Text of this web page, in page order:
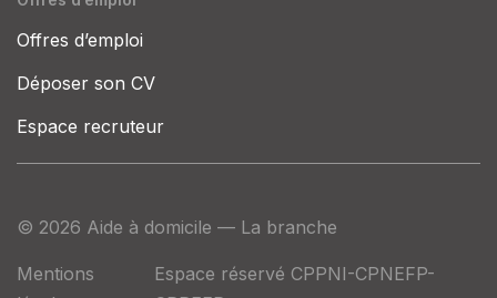
Offres d’emploi
Déposer son CV
Espace recruteur
© 2026 Aide à domicile — La branche
Mentions
Espace réservé CPPNI-CPNEFP-